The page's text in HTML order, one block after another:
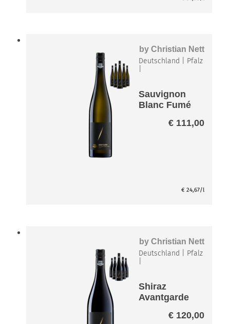
by Christian Nett
Deutschland
Pfalz
Sauvignon
Blanc Fumé
€111,00
€ 24,67/l
by Christian Nett
Deutschland
Pfalz
Shiraz
Avantgarde
€120,00